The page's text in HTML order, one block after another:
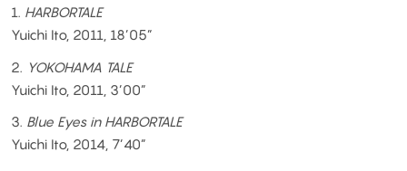
1. HARBORTALE
Yuichi Ito, 2011, 18’05”
2. YOKOHAMA TALE
Yuichi Ito, 2011, 3’00”
3. Blue Eyes in HARBORTALE
Yuichi Ito, 2014, 7’40”